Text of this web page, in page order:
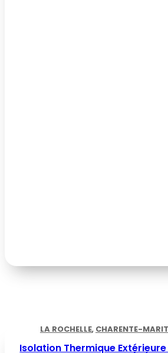
LA ROCHELLE, CHARENTE-
Isolation Thermique